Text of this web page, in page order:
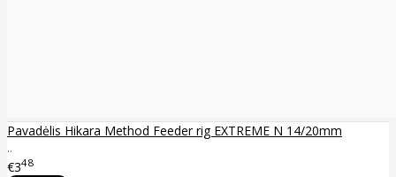
Pavadėlis Hikara Method Feeder rig EXTREME N 14/20mm
..
€348